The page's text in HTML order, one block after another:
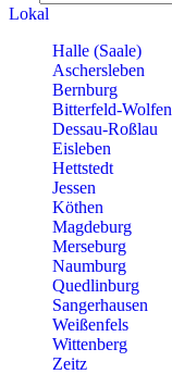
Lokal
Halle (Saale)
Aschersleben
Bernburg
Bitterfeld-Wolfen
Dessau-Roßlau
Eisleben
Hettstedt
Jessen
Köthen
Magdeburg
Merseburg
Naumburg
Quedlinburg
Sangerhausen
Weißenfels
Wittenberg
Zeitz